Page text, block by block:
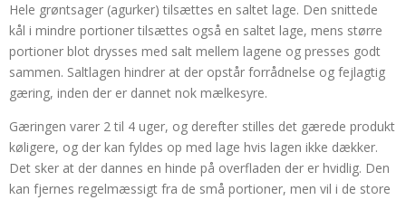
Hele grøntsager (agurker) tilsættes en saltet lage. Den snittede
kål i mindre portioner tilsættes også en saltet lage, mens større
portioner blot drysses med salt mellem lagene og presses godt
sammen. Saltlagen hindrer at der opstår forrådnelse og fejlagtig
gæring, inden der er dannet nok mælkesyre.
Gæringen varer 2 til 4 uger, og derefter stilles det gærede produkt
køligere, og der kan fyldes op med lage hvis lagen ikke dækker.
Det sker at der dannes en hinde på overfladen der er hvidlig. Den
kan fjernes regelmæssigt fra de små portioner, men vil i de store